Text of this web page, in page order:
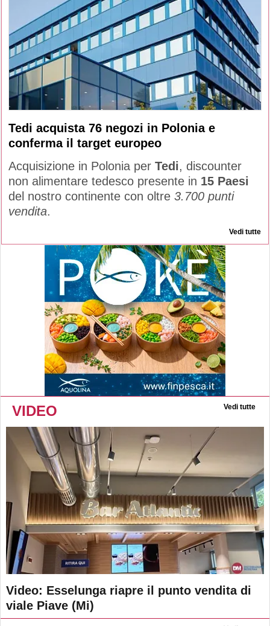
Tedi acquista 76 negozi in Polonia e
conferma il target europeo
Acquisizione in Polonia per Tedi, discounter
non alimentare tedesco presente in 15 Paesi
del nostro continente con oltre 3.700 punti
vendita.
Vedi tutte
VIDEO Vedi tutte
Video: Esselunga riapre il punto vendita di
viale Piave (Mi)